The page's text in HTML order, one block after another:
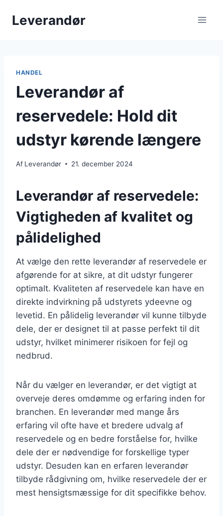
Leverandør
HANDEL
Leverandør af
reservedele: Hold dit
udstyr kørende længere
Af Leverandør 21. december 2024
Leverandør af reservedele:
Vigtigheden af kvalitet og
pålidelighed
At vælge den rette leverandør af reservedele er
afgørende for at sikre, at dit udstyr fungerer
optimalt. Kvaliteten af reservedele kan have en
direkte indvirkning på udstyrets ydeevne og
levetid. En pålidelig leverandør vil kunne tilbyde
dele, der er designet til at passe perfekt til dit
udstyr, hvilket minimerer risikoen for fejl og
nedbrud.
Når du vælger en leverandør, er det vigtigt at
overveje deres omdømme og erfaring inden for
branchen. En leverandør med mange års
erfaring vil ofte have et bredere udvalg af
reservedele og en bedre forståelse for, hvilke
dele der er nødvendige for forskellige typer
udstyr. Desuden kan en erfaren leverandør
tilbyde rådgivning om, hvilke reservedele der er
mest hensigtsmæssige for dit specifikke behov.